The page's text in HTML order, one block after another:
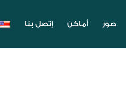
صور أماكن إتصل بنا